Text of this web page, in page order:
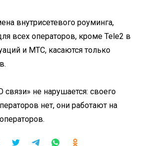
внутрисетевого роуминга,
всех операторов, кроме Tele2 в
и МТС, касаются только
связи» не нарушается: своего
нет, они работают на